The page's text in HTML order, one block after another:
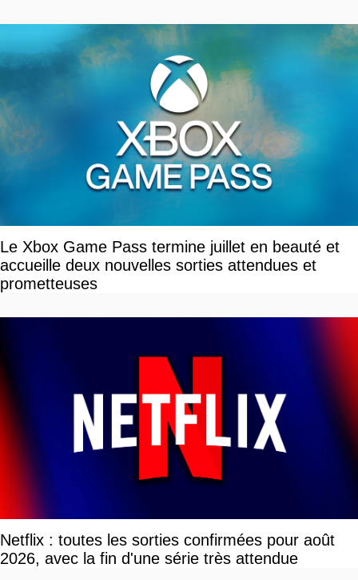
Le Xbox Game Pass termine juillet en beauté et
accueille deux nouvelles sorties attendues et
prometteuses
Netflix : toutes les sorties confirmées pour août
2026, avec la fin d'une série très attendue